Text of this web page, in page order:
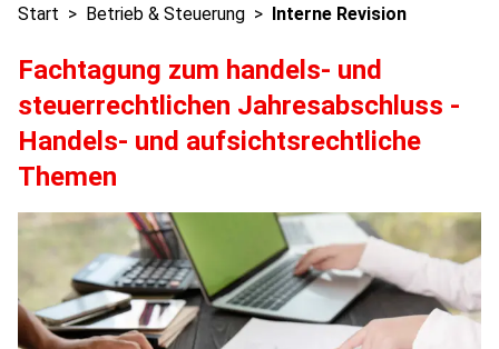
Start > Betrieb & Steuerung > Interne Revision
Fachtagung zum handels- und
steuerrechtlichen Jahresabschluss -
Handels- und aufsichtsrechtliche
Themen